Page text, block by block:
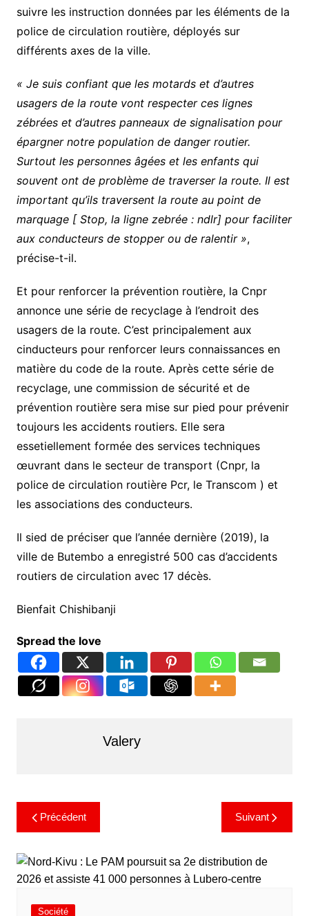
suivre les instruction données par les éléments de la
police de circulation routière, déployés sur
différents axes de la ville.
« Je suis confiant que les motards et d’autres
usagers de la route vont respecter ces lignes
zébrées et d’autres panneaux de signalisation pour
épargner notre population de danger routier.
Surtout les personnes âgées et les enfants qui
souvent ont de problème de traverser la route. Il est
important qu’ils traversent la route au point de
marquage [ Stop, la ligne zebrée : ndlr] pour faciliter
aux conducteurs de stopper ou de ralentir »,
précise-t-il.
Et pour renforcer la prévention routière, la Cnpr
annonce une série de recyclage à l’endroit des
usagers de la route. C’est principalement aux
cinducteurs pour renforcer leurs connaissances en
matière du code de la route. Après cette série de
recyclage, une commission de sécurité et de
prévention routière sera mise sur pied pour prévenir
toujours les accidents routiers. Elle sera
essetiellement formée des services techniques
œuvrant dans le secteur de transport (Cnpr, la
police de circulation routière Pcr, le Transcom ) et
les associations des conducteurs.
Il sied de préciser que l’année dernière (2019), la
ville de Butembo a enregistré 500 cas d’accidents
routiers de circulation avec 17 décès.
Bienfait Chishibanji
Spread the love
Valery
Précédent Suivant
Société